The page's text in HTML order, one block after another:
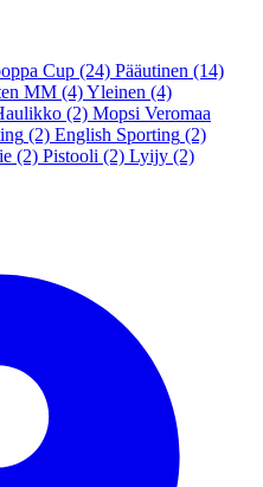
Cup (24) Pääutinen (14)
MM (4)Yleinen (4)
(2) Mopsi Veromaa
(2) English Sporting (2)
(2) Pistooli (2) Lyijy (2)